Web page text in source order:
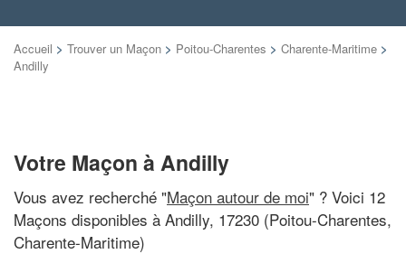
Accueil > Trouver un Maçon > Poitou-Charentes > Charente-Maritime >
Andilly
Votre Maçon à Andilly
Vous avez recherché "Maçon autour de moi" ? Voici 12
Maçons disponibles à Andilly, 17230 (Poitou-Charentes,
Charente-Maritime)